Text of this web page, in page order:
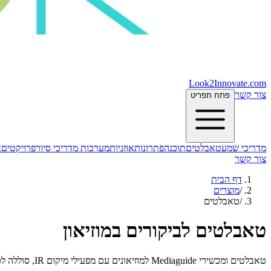
Look2Innovate.com
צור קשר פתח תפריט
מדריכי שמעטאבלטיםתוכנהפתרונותאוזניותמערכות מדריכי סיורפרויקטים
צור קשר
דף הבית
/מוצרים
/טאבלטים
טאבלטים לביקורים במוזיאון
טאבלטים ומכשירי Mediaguide למוזיאונים עם מפעילי מיקום IR, סוללה לכל היום ו‑SDK לאפליקציות מותאמות.